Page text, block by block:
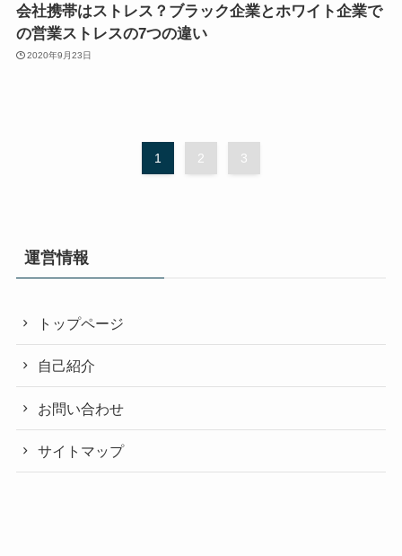
会社携帯はストレス？ブラック企業とホワイト企業で
の営業ストレスの7つの違い
2020年9月23日
1 2 3
運営情報
トップページ
自己紹介
お問い合わせ
サイトマップ